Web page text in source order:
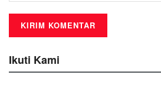
Ikuti Kami